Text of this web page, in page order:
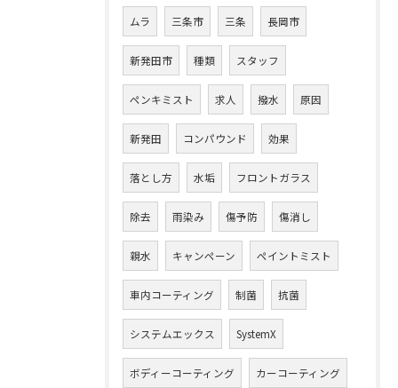
ムラ 三条市 三条 長岡市
新発田市 種類 スタッフ
ペンキミスト 求人 撥水 原因
新発田 コンパウンド 効果
落とし方 水垢 フロントガラス
除去 雨染み 傷予防 傷消し
親水 キャンペーン ペイントミスト
車内コーティング 制菌 抗菌
システムエックス SystemX
ボディーコーティング カーコーティング